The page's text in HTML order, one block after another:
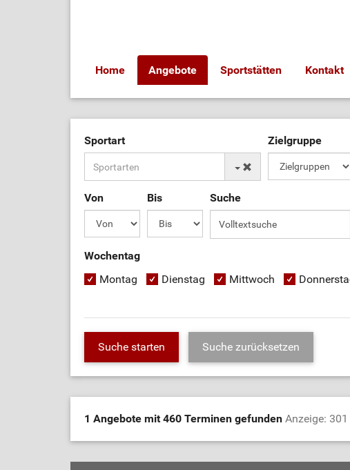
Home Angebote Sportstätten Kontakt
Sportart Zielgruppe
Von Bis Suche
Wochentag
Montag
Dienstag Mittwoch
1 Angebote mit 460 Terminen gefunden Anzeige: